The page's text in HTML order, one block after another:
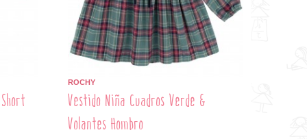
ROCHY
Vestido Niña Cuadros Verde &
Volantes Hombro